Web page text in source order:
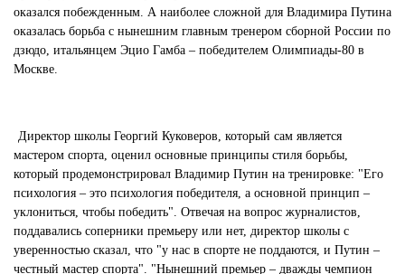
оказался побежденным. А наиболее сложной для Владимира Путина
оказалась борьба с нынешним главным тренером сборной России по
дзюдо, итальянцем Эцио Гамба – победителем Олимпиады-80 в
Москве.
Директор школы Георгий Куковеров, который сам является
мастером спорта, оценил основные принципы стиля борьбы,
который продемонстрировал Владимир Путин на тренировке: "Его
психология – это психология победителя, а основной принцип –
уклониться, чтобы победить". Отвечая на вопрос журналистов,
поддавались соперники премьеру или нет, директор школы с
уверенностью сказал, что "у нас в спорте не поддаются, и Путин –
честный мастер спорта". "Нынешний премьер – дважды чемпион